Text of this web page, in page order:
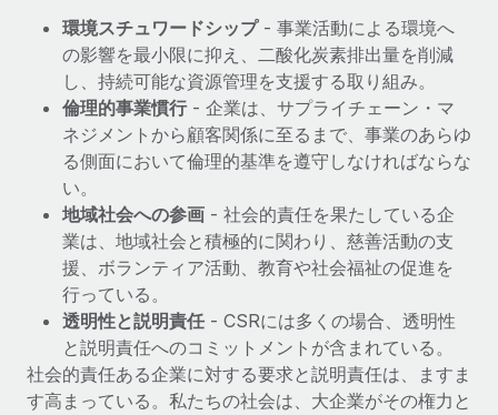
福利厚生
従業員の福利厚生を簡単に管理
詳細を見る
ブログ
Remoteの製品アップデート：GustoとXeroの統合お
よびContractor Management Plus（契約社員管理
プラス）
Remoteの使命は、世界のどこにいても、あらゆる規模の企業が
業務に最適な人材を採用し、管理し、給与を支給できるようにす
ることです。この数週間で、新しい統合、機能、改良点をリリー
スしました。...
詳細を見る
給与詐欺：種類、事例、ビジネスを守る方法
給与, 賃金は詐欺の特に魅力的な標的です。多額の資金がシステ
環境スチュワードシップ- 事業活動による環境へ
の影響を最小限に抑え、二酸化炭素排出量を削減
し、持続可能な資源管理を支援する取り組み。
倫理的事業慣行- 企業は、サプライチェーン・マ
ネジメントから顧客関係に至るまで、事業のあらゆ
る側面において倫理的基準を遵守しなければならな
い。
地域社会への参画 - 社会的責任を果たしている企
業は、地域社会と積極的に関わり、慈善活動の支
援、ボランティア活動、教育や社会福祉の促進を
行っている。
透明性と説明責任 - CSRには多くの場合、透明性
と説明責任へのコミットメントが含まれている。
社会的責任ある企業に対する要求と説明責任は、ますま
す高まっている。私たちの社会は、大企業がその権力と